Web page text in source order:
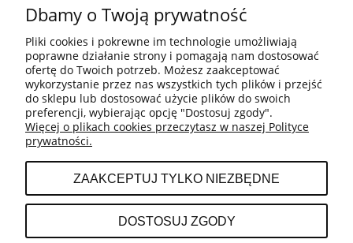
BESTSELLERY
MOJE KONTO
INFORMACJE
Dbamy o Twoją prywatność
Pliki cookies i pokrewne im technologie umożliwiają
poprawne działanie strony i pomagają nam dostosować
ofertę do Twoich potrzeb. Możesz zaakceptować
wykorzystanie przez nas wszystkich tych plików i przejść
do sklepu lub dostosować użycie plików do swoich
preferencji, wybierając opcję "Dostosuj zgody".
Więcej o plikach cookies przeczytasz w naszej Polityce
prywatności.
ZAAKCEPTUJ TYLKO NIEZBĘDNE
DOSTOSUJ ZGODY